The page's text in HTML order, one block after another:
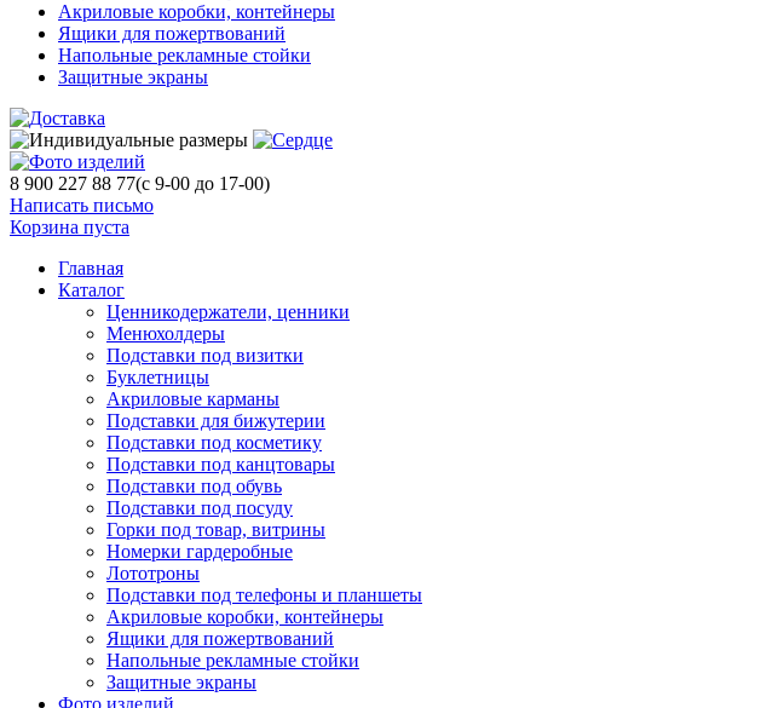
Акриловые коробки, контейнеры
Ящики для пожертвований
Напольные рекламные стойки
Защитные экраны
8 900 227 88 77(с 9-00 до 17-00)
Написать письмо
Корзина пуста
Главная
Каталог
Ценникодержатели, ценники
Менюхолдеры
Подставки под визитки
Буклетницы
Акриловые карманы
Подставки для бижутерии
Подставки под косметику
Подставки под канцтовары
Подставки под обувь
Подставки под посуду
Горки под товар, витрины
Номерки гардеробные
Лототроны
Подставки под телефоны и планшеты
Акриловые коробки, контейнеры
Ящики для пожертвований
Напольные рекламные стойки
Защитные экраны
Фото изделий